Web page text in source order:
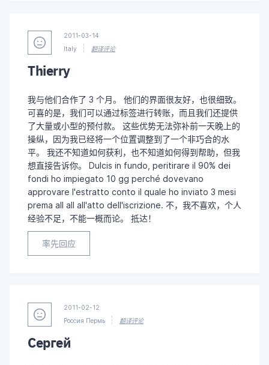
2011-03-14
Italy
翻译评论
Thierry
我与他们合作了 3 个月。 他们的界面很友好，也很细致。
可喜的是，我们可以通过标签进行转账，而且我们还提供
了大量或小型的预付款。 这些优势无法弥补前一天晚上的
操纵，因为我已经将一个位置调整到了一个非巧合的水
平。 我还不知道如何获利，也不知道如何得到帮助，但我
想直接告诉你。 Dulcis in fundo, peritirare il 90% dei
fondi ho impiegato 10 gg perché dovevano
approvare l'estratto conto il quale ho inviato 3 mesi
prema all all all'atto dell'iscrizione. 不，我不喜欢，个人
经验不足，不能一概而论。 抵达！
率先回应
2011-02-12
Россия Пермь
翻译评论
Сергей